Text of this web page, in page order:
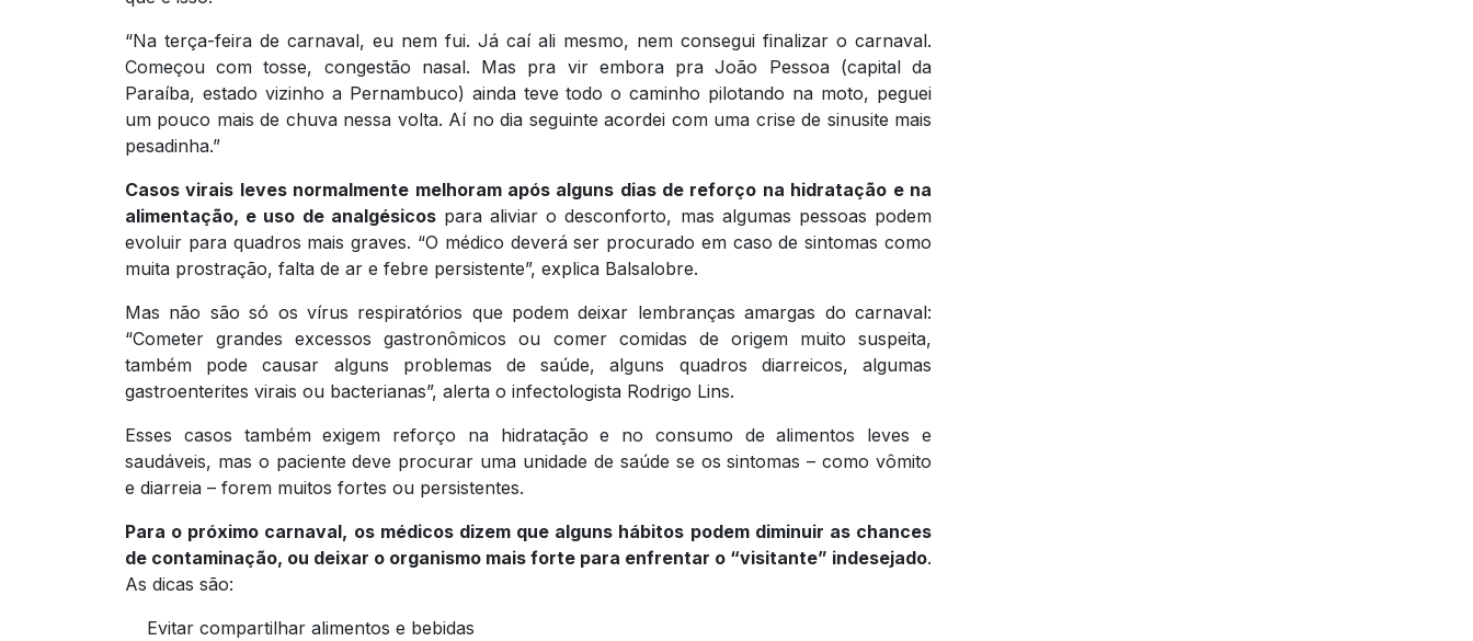
“Na terça-feira de carnaval, eu nem fui. Já caí ali mesmo, nem consegui finalizar o carnaval.
Começou com tosse, congestão nasal. Mas pra vir embora pra João Pessoa (capital da
Paraíba, estado vizinho a Pernambuco) ainda teve todo o caminho pilotando na moto, peguei
um pouco mais de chuva nessa volta. Aí no dia seguinte acordei com uma crise de sinusite mais
pesadinha.”
Casos virais leves normalmente melhoram após alguns dias de reforço na hidratação e na
alimentação, e uso de analgésicospara aliviar o desconforto, mas algumas pessoas podem
evoluir para quadros mais graves. “O médico deverá ser procurado em caso de sintomas como
muita prostração, falta de ar e febre persistente”, explica Balsalobre.
Mas não são só os vírus respiratórios que podem deixar lembranças amargas do carnaval:
“Cometer grandes excessos gastronômicos ou comer comidas de origem muito suspeita,
também pode causar alguns problemas de saúde, alguns quadros diarreicos, algumas
gastroenterites virais ou bacterianas”, alerta o infectologista Rodrigo Lins.
Esses casos também exigem reforço na hidratação e no consumo de alimentos leves e
saudáveis, mas o paciente deve procurar uma unidade de saúde se os sintomas – como vômito
e diarreia – forem muitos fortes ou persistentes.
Para o próximo carnaval, os médicos dizem que alguns hábitos podem diminuir as chances
de contaminação, ou deixar o organismo mais forte para enfrentar o “visitante” indesejado.
As dicas são:
Evitar compartilhar alimentos e bebidas